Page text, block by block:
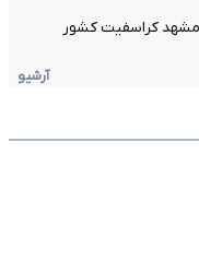
کراسفیت کشور
آرشیو